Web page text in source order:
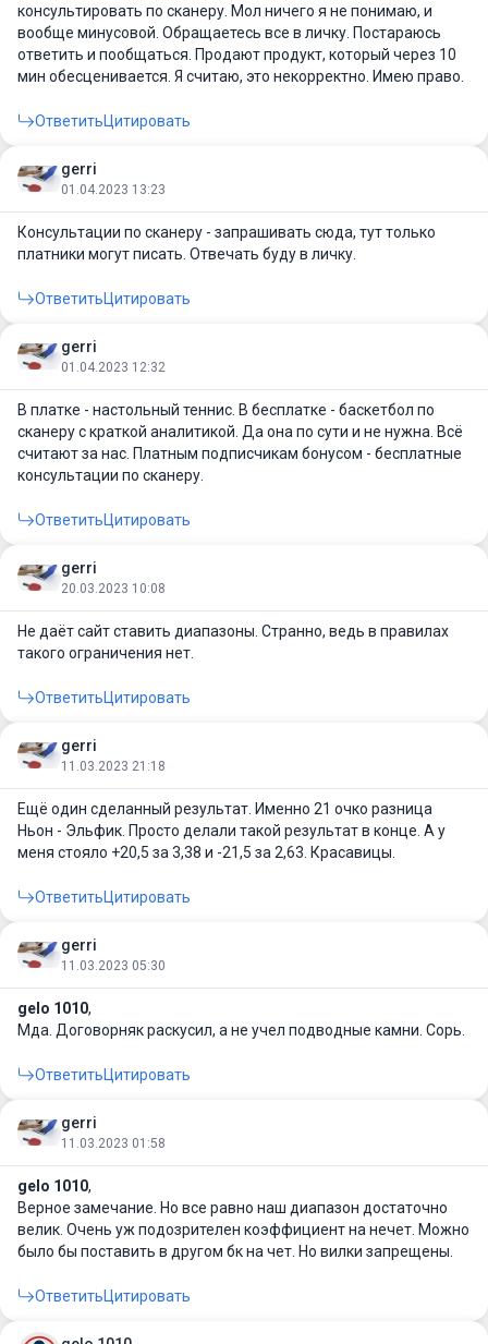
консультировать по сканеру. Мол ничего я не понимаю, и
вообще минусовой. Обращаетесь все в личку. Постараюсь
ответить и пообщаться. Продают продукт, который через 10
мин обесценивается. Я считаю, это некорректно. Имею право.
ОтветитьЦитировать
gerri
01.04.2023 13:23
Консультации по сканеру - запрашивать сюда, тут только
платники могут писать. Отвечать буду в личку.
ОтветитьЦитировать
gerri
01.04.2023 12:32
В платке - настольный теннис. В бесплатке - баскетбол по
сканеру с краткой аналитикой. Да она по сути и не нужна. Всё
считают за нас. Платным подписчикам бонусом - бесплатные
консультации по сканеру.
ОтветитьЦитировать
gerri
20.03.2023 10:08
Не даёт сайт ставить диапазоны. Странно, ведь в правилах
такого ограничения нет.
ОтветитьЦитировать
gerri
11.03.2023 21:18
Ещё один сделанный результат. Именно 21 очко разница
Ньон - Эльфик. Просто делали такой результат в конце. А у
меня стояло +20,5 за 3,38 и -21,5 за 2,63. Красавицы.
ОтветитьЦитировать
gerri
11.03.2023 05:30
gelo 1010,
Мда. Договорняк раскусил, а не учел подводные камни. Сорь.
ОтветитьЦитировать
gerri
11.03.2023 01:58
gelo 1010,
Верное замечание. Но все равно наш диапазон достаточно
велик. Очень уж подозрителен коэффициент на нечет. Можно
было бы поставить в другом бк на чет. Но вилки запрещены.
ОтветитьЦитировать